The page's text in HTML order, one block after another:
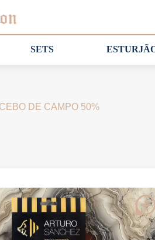
SETS
DE CAMPO 50%